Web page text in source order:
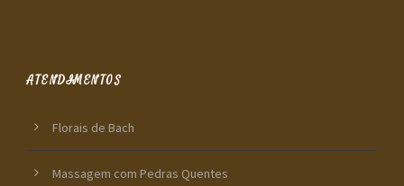
ATENDIMENTOS
Florais de Bach
Massagem com Pedras Quentes